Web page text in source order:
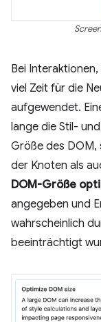
Bei
viel Zeit für die
aufgewendet.
lange die Stil-
Größe des DOM,
der Knoten als
DOM-Größe
angegeben und
wahrscheinlich
beeinträchtigt